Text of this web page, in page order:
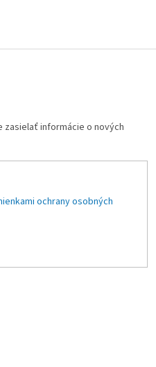
zasielať informácie o nových
ochrany osobných